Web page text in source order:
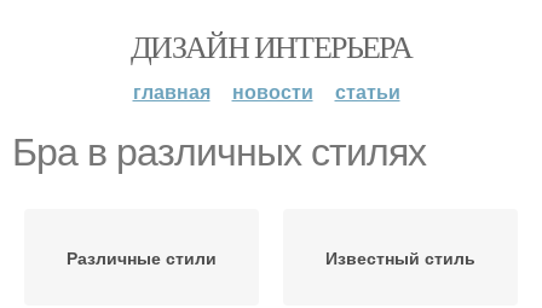
ДИЗАЙН ИНТЕРЬЕРА
главная новости статьи
Бра в различных стилях
Различные стили Известный стиль